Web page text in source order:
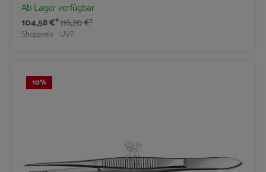
Ab Lager verfügbar
104,58 €*
Shoppreis
116,20 €*
UVP
10%